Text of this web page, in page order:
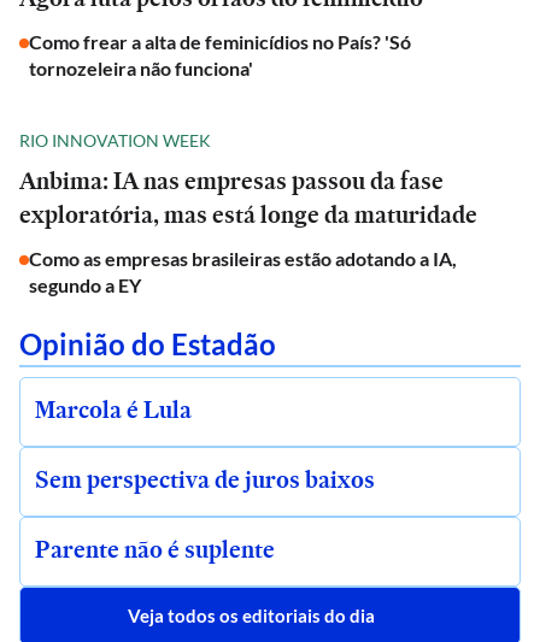
Como frear a alta de feminicídios no País? 'Só
tornozeleira não funciona'
RIO INNOVATION WEEK
Anbima: IA nas empresas passou da fase
exploratória, mas está longe da maturidade
Como as empresas brasileiras estão adotando a IA,
segundo a EY
Opinião do Estadão
Marcola é Lula
Sem perspectiva de juros baixos
Parente não é suplente
Veja todos os editoriais do dia